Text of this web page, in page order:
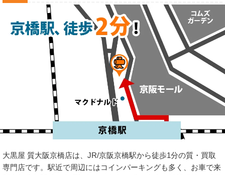
大黒屋 質大阪京橋店は、JR/京阪京橋駅から徒歩1分の質・買取
専門店です。駅近で周辺にはコインパーキングも多く、お車で来